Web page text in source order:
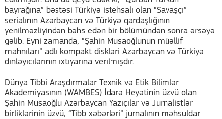
bayrağına” bəstəsi Türkiyə istehsalı olan “Savaşçı”
serialının Azərbaycan və Türkiyə qardaşlığının
yenilməzliyindən bəhs edən bir bölümündən sonra ərsəyə
gəlib. Eyni zamanda, “Şahin Musaoğlunun müəllif
mahnıları” adlı kompakt diskləri Azərbaycan və Türkiyə
dinləyicilərinin ixtiyarına verilmişdir.
Dünya Tibbi Araşdırmalar Texnik və Etik Bilimlər
Akademiyasının (WAMBES) İdarə Heyətinin üzvü olan
Şahin Musaoğlu Azərbaycan Yazıçılar və Jurnalistlər
birliklərinin üzvü, “Tibb xəbərləri” jurnalının məhsuldar